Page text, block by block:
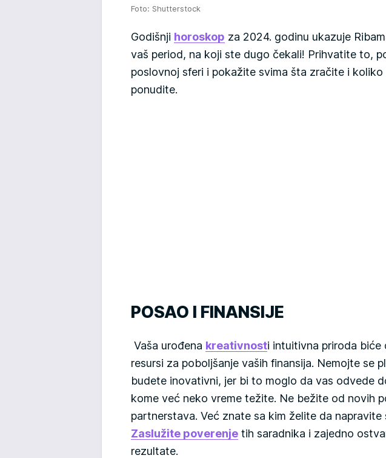
Foto: Shutterstock
Godišnji horoskop za 2024. godinu ukazuje
vaš period, na koji ste dugo čekali! Prihvatite to,
poslovnoj sferi i pokažite svima šta zračite i koliko
ponudite.
POSAO I FINANSIJE
Vaša urođena kreativnosti intuitivna priroda biće
resursi za poboljšanje vaših finansija. Nemojte se
budete inovativni, jer bi to moglo da vas odvede
kome već neko vreme težite. Ne bežite od novih
partnerstava. Već znate sa kim želite da napravite
Zaslužite poverenje tih saradnika i zajedno
rezultate.